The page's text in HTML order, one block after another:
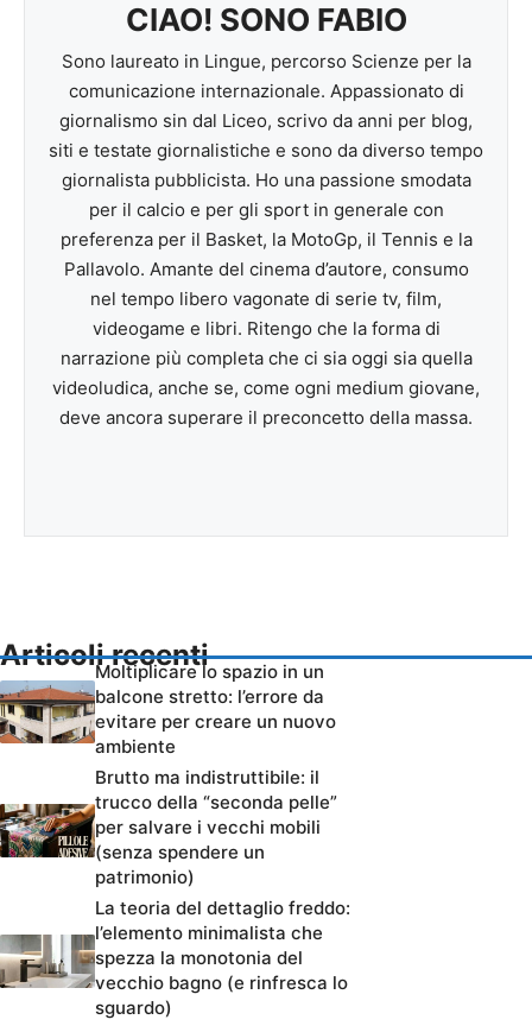
CIAO! SONO FABIO
Sono laureato in Lingue, percorso Scienze per la
comunicazione internazionale. Appassionato di
giornalismo sin dal Liceo, scrivo da anni per blog,
siti e testate giornalistiche e sono da diverso tempo
giornalista pubblicista. Ho una passione smodata
per il calcio e per gli sport in generale con
preferenza per il Basket, la MotoGp, il Tennis e la
Pallavolo. Amante del cinema d’autore, consumo
nel tempo libero vagonate di serie tv, film,
videogame e libri. Ritengo che la forma di
narrazione più completa che ci sia oggi sia quella
videoludica, anche se, come ogni medium giovane,
deve ancora superare il preconcetto della massa.
Articoli recenti
Moltiplicare lo spazio in un
balcone stretto: l’errore da
evitare per creare un nuovo
ambiente
Brutto ma indistruttibile: il
trucco della “seconda pelle”
per salvare i vecchi mobili
(senza spendere un
patrimonio)
La teoria del dettaglio freddo:
l’elemento minimalista che
spezza la monotonia del
vecchio bagno (e rinfresca lo
sguardo)